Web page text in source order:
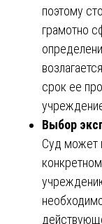
поэтому
грамотно
срок ее
Выбор
Суд может